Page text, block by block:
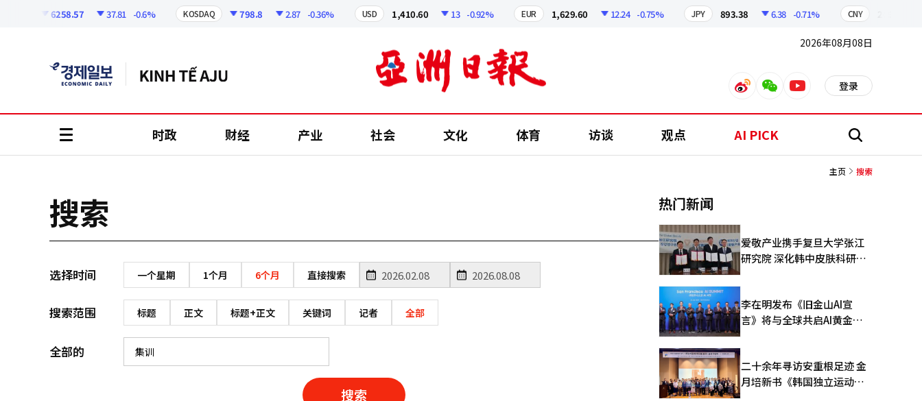
6258.57 37.81 -0.6% KOSDAQ 798.8 2.87 -0.36% USD 1,410.60 13 -0.92% EUR 1,629.60 12.24 -0.75% JPY 893.38 6.38 -0.71% CNY
2026年08月08日
weiboweixinyoutube 登录
时政 财经 产业 社会 文化 体育 访谈 观点 AI PICK 搜
主页 搜索
搜索
选择时间 一个星期 1个月 6个月 直接搜索
搜索范围 标题 正文 标题+正文 关键词 记者 全部
全部的
搜索
热门新闻
爱敬产业携手复旦大学张江
研究院 深化韩中皮肤科研合
李在明发布《旧金山AI宣
言》将与全球共启AI黄金时
二十余年寻访安重根足迹 金
月培新书《韩国独立运动圣